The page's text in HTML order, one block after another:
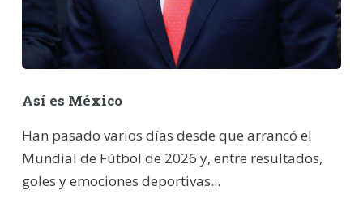
Así es México
Han pasado varios días desde que arrancó el
Mundial de Fútbol de 2026 y, entre resultados,
goles y emociones deportivas...